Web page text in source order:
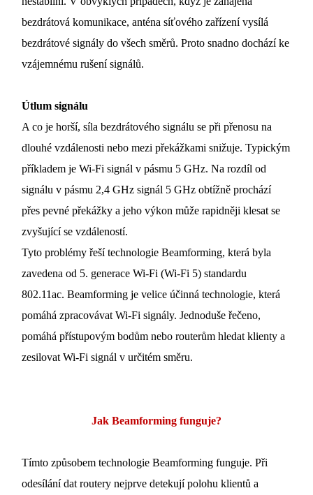
Republic
bezdrátová komunikace, anténa síťového zařízení vysílá
bezdrátové signály do všech směrů. Proto snadno dochází ke
vzájemnému rušení signálů.
Útlum signálu
A co je horší, síla bezdrátového signálu se při přenosu na
dlouhé vzdálenosti nebo mezi překážkami snižuje. Typickým
příkladem je Wi-Fi signál v pásmu 5 GHz. Na rozdíl od
signálu v pásmu 2,4 GHz signál 5 GHz obtížně prochází
přes pevné překážky a jeho výkon může rapidněji klesat se
zvyšující se vzdáleností.
Tyto problémy řeší technologie Beamforming, která byla
zavedena od 5. generace Wi-Fi (Wi-Fi 5) standardu
802.11ac. Beamforming je velice účinná technologie, která
pomáhá zpracovávat Wi-Fi signály. Jednoduše řečeno,
pomáhá přístupovým bodům nebo routerům hledat klienty a
zesilovat Wi-Fi signál v určitém směru.
Jak Beamforming funguje?
Tímto způsobem technologie Beamforming funguje. Při
odesílání dat routery nejprve detekují polohu klientů a